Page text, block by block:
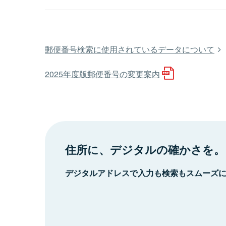
郵便番号検索に使用されているデータについて
2025年度版郵便番号の変更案内
住所に、デジタルの確かさを。
デジタルアドレスで入力も検索もスムーズ